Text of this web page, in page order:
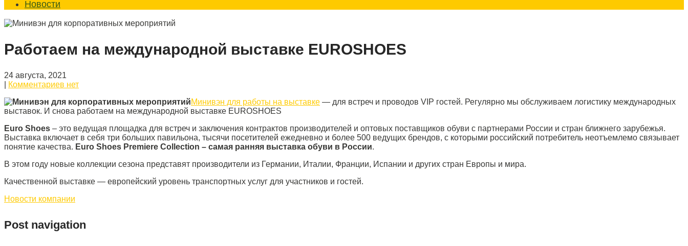
Новости
Работаем на международной выставке EUROSHOES
24 августа, 2021
Комментариев нет
Минивэн для работы на выставке — для встреч и проводов VIP гостей. Регулярно мы обслуживаем логистику международных
выставок. И снова работаем на международной выставке EUROSHOES
Euro Shoes – это ведущая площадка для встреч и заключения контрактов производителей и оптовых поставщиков обуви с партнерами России и стран ближнего зарубежья.
Выставка включает в себя три больших павильона, тысячи посетителей ежедневно и более 500 ведущих брендов, с которыми российский потребитель неотъемлемо связывает
понятие качества. Euro Shoes Premiere Collection – самая ранняя выставка обуви в России.
В этом году новые коллекции сезона представят производители из Германии, Италии, Франции, Испании и других стран Европы и мира.
Качественной выставке — европейский уровень транспортных услуг для участников и гостей.
Новости компании
Post navigation